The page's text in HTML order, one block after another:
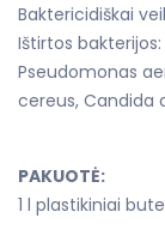
Baktericidiškai
Ištirtos
Pseudomonas
cereus, Candida
PAKUOTĖ:
1 l plastikiniai